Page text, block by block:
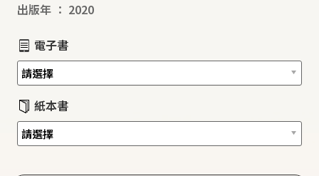
出版年 ： 2020
電子書
紙本書